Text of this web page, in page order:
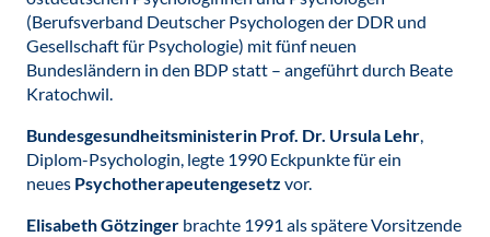
(Berufsverband Deutscher Psychologen der DDR und
Gesellschaft für Psychologie) mit fünf neuen
Bundesländern in den BDP statt – angeführt durch Beate
Kratochwil.
Bundesgesundheitsministerin Prof. Dr. Ursula Lehr,
Diplom-Psychologin, legte 1990 Eckpunkte für ein
neues Psychotherapeutengesetz vor.
Elisabeth Götzinger brachte 1991 als spätere Vorsitzende